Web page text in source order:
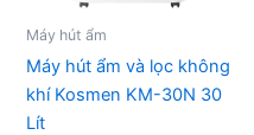
Máy hút ẩm
Máy hút ẩm và lọc không
khí Kosmen KM-30N 30
Lít